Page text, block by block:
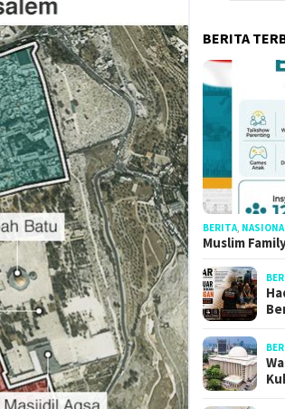
BERITA
BERITA
Muslim